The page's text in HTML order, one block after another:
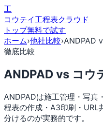
工
コウテイ工程表クラウド
トップ無料で試す
ホーム›他社比較›ANDPAD
徹底比較
ANDPAD vs コウ
ANDPADは施工管理・写真
程表の作成・A3印刷・URL
分けるのが実務的です。